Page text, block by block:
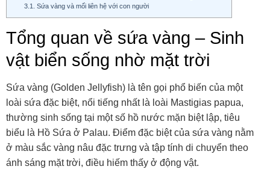
3.1. Sứa vàng và mối liên hệ với con người
Tổng quan về sứa vàng – Sinh
vật biển sống nhờ mặt trời
Sứa vàng (Golden Jellyfish) là tên gọi phổ biến của một
loài sứa đặc biệt, nổi tiếng nhất là loài Mastigias papua,
thường sinh sống tại một số hồ nước mặn biệt lập, tiêu
biểu là Hồ Sứa ở Palau. Điểm đặc biệt của sứa vàng nằm
ở màu sắc vàng nâu đặc trưng và tập tính di chuyển theo
ánh sáng mặt trời, điều hiếm thấy ở động vật.